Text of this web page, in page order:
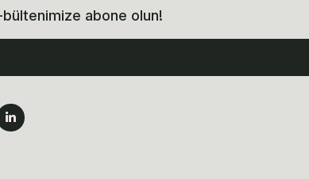
bültenimize abone olun!